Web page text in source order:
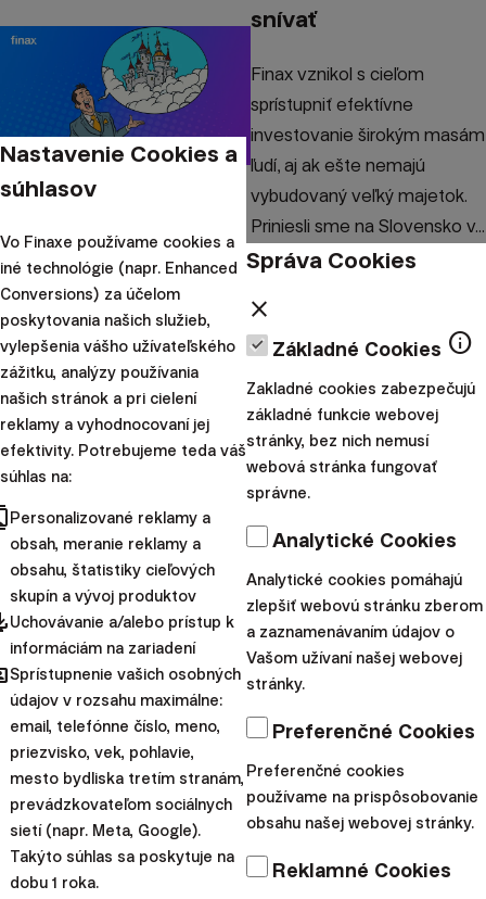
snívať
Finax vznikol s cieľom
sprístupniť efektívne
investovanie širokým masám
ľudí, aj ak ešte nemajú
vybudovaný veľký majetok.
Priniesli sme na Slovensko v...
|
Osobné financie
Ste pripravení na 20
rokov bez výplaty?
Dôchodky nie sú téma, o
ktorej by sa na Slovensku
radostne debatovalo pri pive.
Nie je to však ani niečo, pred
čím by sme si mohli dovoliť
zatvárať oč...
Ján Tonka
Osobné financie
Európsky dôchodok
(PEPP)
dosiahol významné
Nastavenie Cookies a
súhlasov
Vo Finaxe používame cookies a
iné technológie (napr. Enhanced
Conversions) za účelom
poskytovania našich služieb,
vylepšenia vášho užívateľského
zážitku, analýzy používania
našich stránok a pri cielení
reklamy a vyhodnocovaní jej
efektivity. Potrebujeme teda váš
súhlas na:
Personalizované reklamy a
obsah, meranie reklamy a
obsahu, štatistiky cieľových
skupín a vývoj produktov
Uchovávanie a/alebo prístup k
informáciám na zariadení
Sprístupnenie vašich osobných
údajov v rozsahu maximálne:
email, telefónne číslo, meno,
priezvisko, vek, pohlavie,
mesto bydliska tretím stranám,
prevádzkovateľom sociálnych
sietí (napr. Meta, Google).
Takýto súhlas sa poskytuje na
dobu 1 roka.
Správa Cookies
close
Základné Cookies info
Zakladné cookies zabezpečujú
základné funkcie webovej
stránky, bez nich nemusí
webová stránka fungovať
správne.
Analytické Cookies
Analytické cookies pomáhajú
zlepšiť webovú stránku zberom
a zaznamenávaním údajov o
Vašom užívaní našej webovej
stránky.
Preferenčné Cookies
Preferenčné cookies
používame na prispôsobovanie
obsahu našej webovej stránky.
Reklamné Cookies